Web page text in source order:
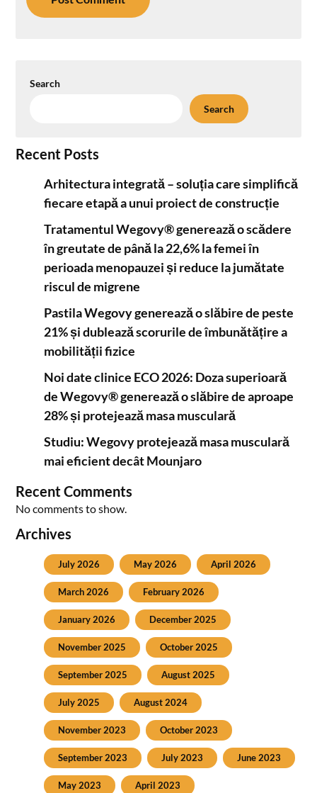
Search
Search
Recent Posts
Arhitectura integrată – soluția care simplifică
fiecare etapă a unui proiect de construcție
Tratamentul Wegovy® generează o scădere
în greutate de până la 22,6% la femei în
perioada menopauzei și reduce la jumătate
riscul de migrene
Pastila Wegovy generează o slăbire de peste
21% și dublează scorurile de îmbunătățire a
mobilității fizice
Noi date clinice ECO 2026: Doza superioară
de Wegovy® generează o slăbire de aproape
28% și protejează masa musculară
Studiu: Wegovy protejează masa musculară
mai eficient decât Mounjaro
Recent Comments
No comments to show.
Archives
July 2026 May 2026 April 2026
March 2026 February 2026
January 2026 December 2025
November 2025 October 2025
September 2025 August 2025
July 2025 August 2024
November 2023 October 2023
September 2023 July 2023 June 2023
May 2023 April 2023